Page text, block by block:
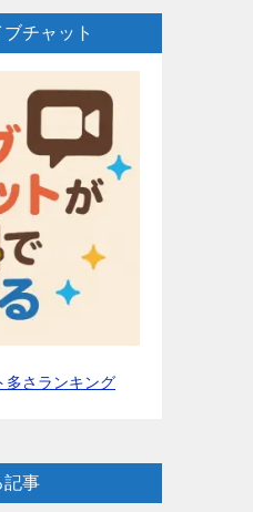
チャット
さランキング
記事